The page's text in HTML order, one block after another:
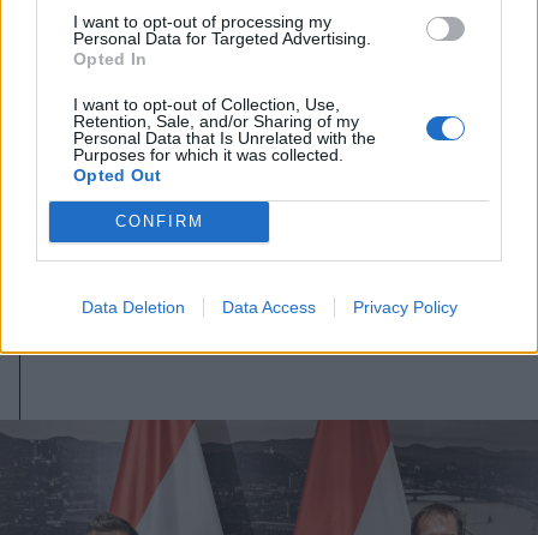
I want to opt-out of processing my
Personal Data for Targeted Advertising.
Opted In
I want to opt-out of Collection, Use,
Retention, Sale, and/or Sharing of my
Personal Data that Is Unrelated with the
Purposes for which it was collected.
Opted Out
CONFIRM
Data Deletion Data Access Privacy Policy
2026. augusztus 08., szombat
Hétvégén is folytatódik a gázolaj
árának csökkenése